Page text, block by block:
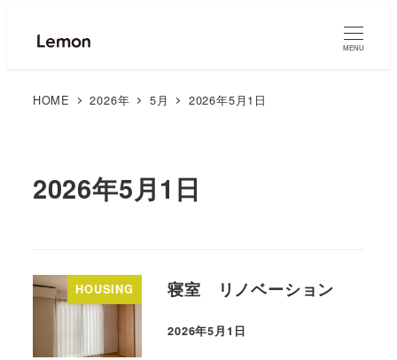
MENU
HOME 2026年 5月 2026年5月1日
2026年5月1日
HOUSING 寝室 リノベーション
2026年5月1日